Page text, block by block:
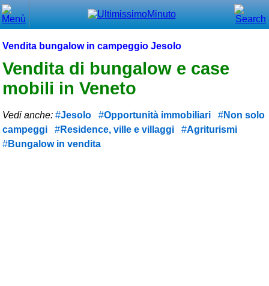
Vendita bungalow in campeggio Jesolo
Vendita di bungalow e case
mobili in Veneto
Vedi anche: Jesolo Opportunità immobiliari
Non solo
campeggi
Residence, ville e villaggi
Agriturismi
Bungalow in vendita
Menù principale
⌂ Home
🕐 Last Minute
🕐 First Minute
🔍 Cerca